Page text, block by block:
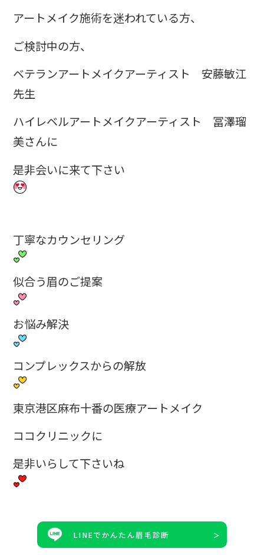
アートメイク施術を迷われている方、
ご検討中の方、
ベテランアートメイクアーティスト 安藤敏江
先生
ハイレベルアートメイクアーティスト 冨澤瑠
美さんに
是非会いに来て下さい
丁寧なカウンセリング
似合う眉のご提案
お悩み解決
コンプレックスからの解放
東京港区麻布十番の医療アートメイク
ココクリニックに
是非いらして下さいね
LINEでかんたん眉毛診断